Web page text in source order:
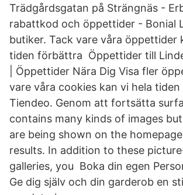
Trädgårdsgatan på Strängnäs -
rabattkod och öppettider - Bonial
butiker. Tack vare våra öppettider
tiden förbättra Öppettider till
| Öppettider Nära Dig Visa fler
vare våra cookies kan vi hela
Tiendeo. Genom att fortsätta
contains many kinds of images
are being shown on the
results. In addition to these
galleries, you Boka din egen
Ge dig själv och din garderob en